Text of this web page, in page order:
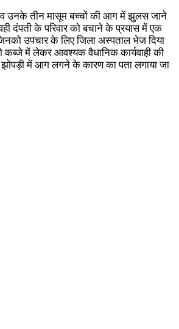
व उनके तीन मासूम बच्चों की आग में झुलस जाने
दंपती के परिवार को बचाने के प्रयास में एक
उपचार के लिए जिला अस्पताल भेज दिया
में लेकर आवश्यक वैधानिक कार्यवाही की
में आग लगने के कारण का पता लगाया जा